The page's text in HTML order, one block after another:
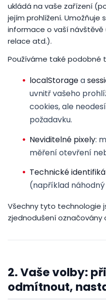
ukládá na vaše zařízení
jejím prohlížení.
informace o vaší návštěvě
relace atd.).
Používáme také podobné
localStoragea
uvnitř vašeho
cookies, ale
požadavku.
Neviditelné pixely:
měření otevření
Technické
(například
Všechny tyto technologie
zjednodušení označovány
2. Vaše volby:
odmítnout,